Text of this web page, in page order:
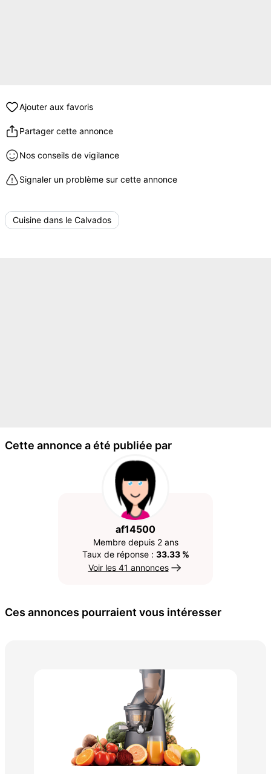
Ajouter aux favoris
Partager cette annonce
Nos conseils de vigilance
Signaler un problème sur cette annonce
Cuisine dans le Calvados
Cette annonce a été publiée par
af14500
Membre depuis 2 ans
Taux de réponse : 33.33 %
Voir les 41 annonces
Ces annonces pourraient vous intéresser